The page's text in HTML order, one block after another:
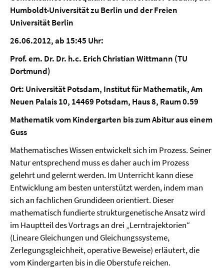
Humboldt-Universität zu Berlin und der Freien
Universität Berlin
26.06.2012, ab 15:45 Uhr:
Prof. em. Dr. Dr. h.c. Erich Christian Wittmann (TU
Dortmund)
Ort: Universität Potsdam, Institut für Mathematik, Am
Neuen Palais 10, 14469 Potsdam, Haus 8, Raum 0.59
Mathematik vom Kindergarten bis zum Abitur aus einem
Guss
Mathematisches Wissen entwickelt sich im Prozess. Seiner
Natur entsprechend muss es daher auch im Prozess
gelehrt und gelernt werden. Im Unterricht kann diese
Entwicklung am besten unterstützt werden, indem man
sich an fachlichen Grundideen orientiert. Dieser
mathematisch fundierte strukturgenetische Ansatz wird
im Hauptteil des Vortrags an drei „Lerntrajektorien“
(Lineare Gleichungen und Gleichungssysteme,
Zerlegungsgleichheit, operative Beweise) erläutert, die
vom Kindergarten bis in die Oberstufe reichen.